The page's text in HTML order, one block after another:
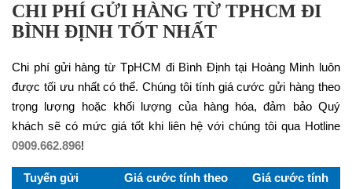
CHI PHÍ GỬI HÀNG TỪ TPHCM ĐI
BÌNH ĐỊNH TỐT NHẤT
Chi phí gửi hàng từ TpHCM đi Bình Định tại Hoàng Minh luôn
được tối ưu nhất có thể. Chúng tôi tính giá cước gửi hàng theo
trọng lượng hoặc khối lượng của hàng hóa, đảm bảo Quý
khách sẽ có mức giá tốt khi liên hệ với chúng tôi qua Hotline
0909.662.896!
Tuyến gửi
Giá cước tính theo
Giá cước tính